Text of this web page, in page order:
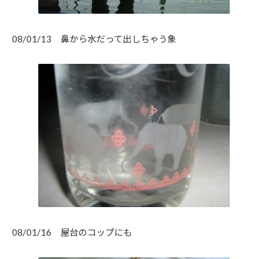
08/01/13 鼻から水だって出しちゃう象
08/01/16 屋台のコップにも